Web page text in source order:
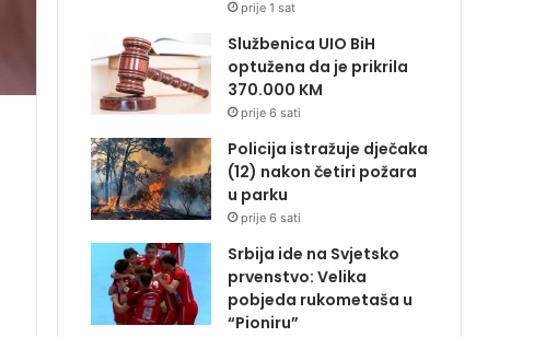
prije 1 sat
Službenica UIO BiH
optužena da je prikrila
370.000 KM
prije 6 sati
Policija istražuje dječaka
(12) nakon četiri požara
u parku
prije 6 sati
Srbija ide na Svjetsko
prvenstvo: Velika
pobjeda rukometaša u
“Pioniru”